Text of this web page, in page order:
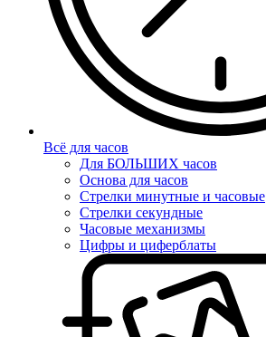
Всё для часов
Для БОЛЬШИХ часов
Основа для часов
Стрелки минутные и часовые
Стрелки секундные
Часовые механизмы
Цифры и циферблаты